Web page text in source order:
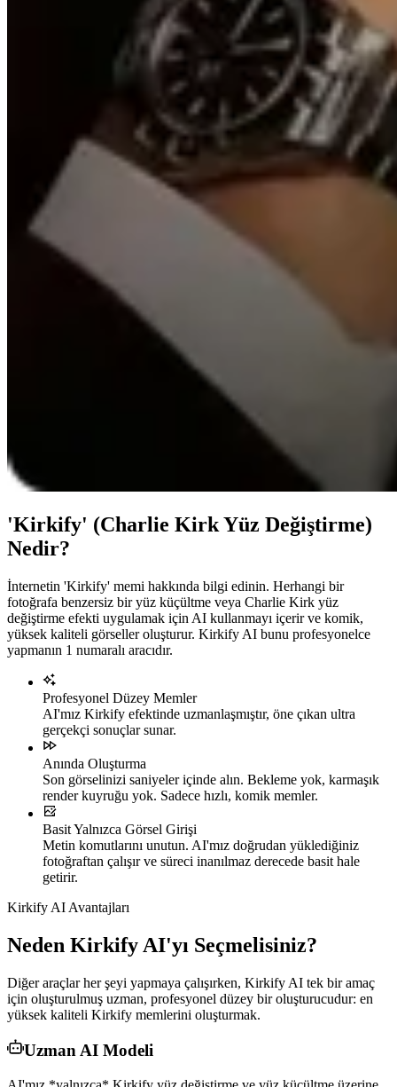
'Kirkify' (Charlie Kirk Yüz Değiştirme)
Nedir?
İnternetin 'Kirkify' memi hakkında bilgi edinin. Herhangi bir
fotoğrafa benzersiz bir yüz küçültme veya Charlie Kirk yüz
değiştirme efekti uygulamak için AI kullanmayı içerir ve komik,
yüksek kaliteli görseller oluşturur. Kirkify AI bunu profesyonelce
yapmanın 1 numaralı aracıdır.
Profesyonel Düzey Memler
AI'mız Kirkify efektinde uzmanlaşmıştır, öne çıkan ultra
gerçekçi sonuçlar sunar.
Anında Oluşturma
Son görselinizi saniyeler içinde alın. Bekleme yok, karmaşık
render kuyruğu yok. Sadece hızlı, komik memler.
Basit Yalnızca Görsel Girişi
Metin komutlarını unutun. AI'mız doğrudan yüklediğiniz
fotoğraftan çalışır ve süreci inanılmaz derecede basit hale
getirir.
Kirkify AI Avantajları
Neden Kirkify AI'yı Seçmelisiniz?
Diğer araçlar her şeyi yapmaya çalışırken, Kirkify AI tek bir amaç
için oluşturulmuş uzman, profesyonel düzey bir oluşturucudur: en
yüksek kaliteli Kirkify memlerini oluşturmak.
Uzman AI Modeli